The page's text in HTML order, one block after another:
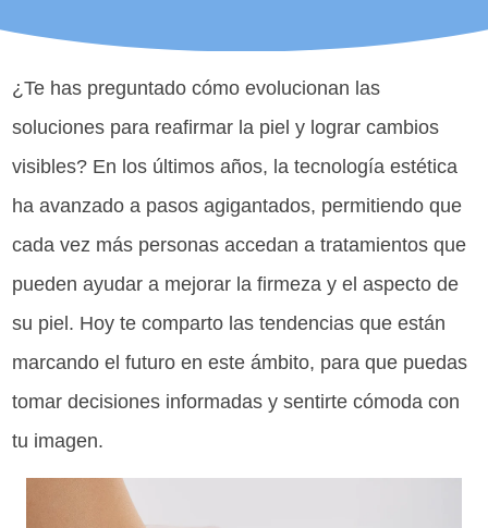
¿Te has preguntado cómo evolucionan las
soluciones para reafirmar la piel y lograr cambios
visibles? En los últimos años, la tecnología estética
ha avanzado a pasos agigantados, permitiendo que
cada vez más personas accedan a tratamientos que
pueden ayudar a mejorar la firmeza y el aspecto de
su piel. Hoy te comparto las tendencias que están
marcando el futuro en este ámbito, para que puedas
tomar decisiones informadas y sentirte cómoda con
tu imagen.